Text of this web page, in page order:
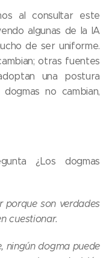
al consultar este
algunas de la IA
de ser uniforme.
otras fuentes
una postura
no cambian,
¿Los dogmas
porque son verdades
cuestionar.
ningún dogma puede